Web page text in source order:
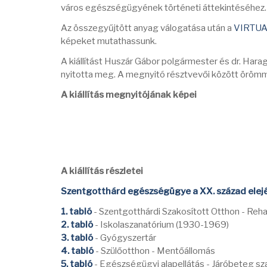
város egészségügyének történeti
Az összegyűjtött anyag válogatása után a
képeket mutathassunk.
A kiállítást Huszár Gábor polgármester és dr.
nyitotta meg. A megnyitó résztvevői között
A kiállítás megnyitójának képei
A kiállítás részletei
Szentgotthárd egészségügye a XX. század
1. tabló- Szentgotthárdi Szakosított Otthon -
2. tabló- Iskolaszanatórium (1930-1969)
3. tabló- Gyógyszertár
4. tabló- Szülőotthon - Mentőállomás
5. tabló- Egészségügyi alapellátás - Járóbeteg